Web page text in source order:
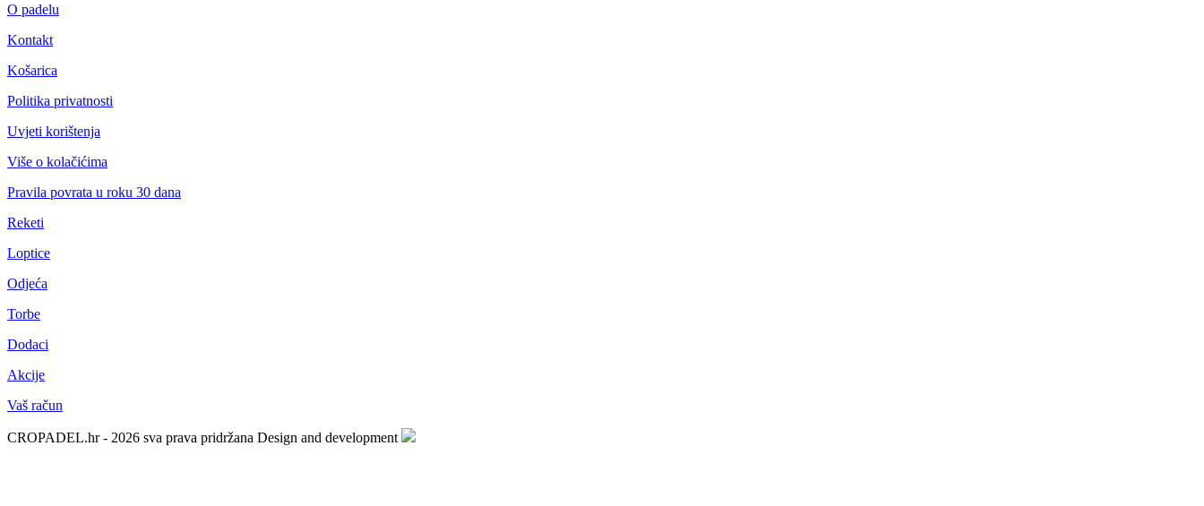
O padelu
Kontakt
Košarica
Politika privatnosti
Uvjeti korištenja
Više o kolačićima
Pravila povrata u roku 30 dana
Reketi
Loptice
Odjeća
Torbe
Dodaci
Akcije
Vaš račun
CROPADEL.hr - 2026 sva prava pridržana Design and development